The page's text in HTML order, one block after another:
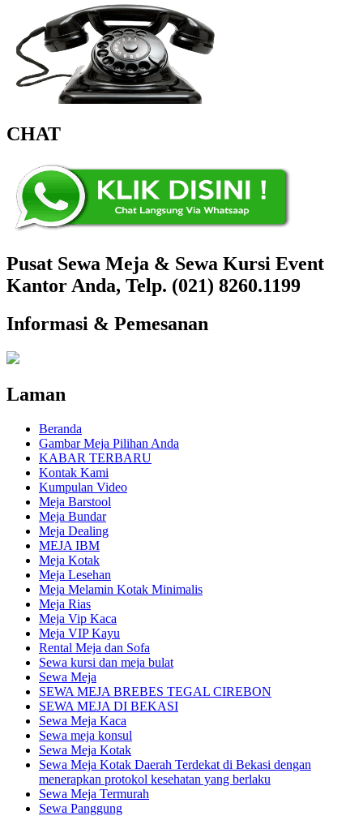
CHAT
Pusat Sewa Meja & Sewa Kursi Event
Kantor Anda, Telp. (021) 8260.1199
Informasi & Pemesanan
Laman
Beranda
Gambar Meja Pilihan Anda
KABAR TERBARU
Kontak Kami
Kumpulan Video
Meja Barstool
Meja Bundar
Meja Dealing
MEJA IBM
Meja Kotak
Meja Lesehan
Meja Melamin Kotak Minimalis
Meja Rias
Meja Vip Kaca
Meja VIP Kayu
Rental Meja dan Sofa
Sewa kursi dan meja bulat
Sewa Meja
SEWA MEJA BREBES TEGAL CIREBON
SEWA MEJA DI BEKASI
Sewa Meja Kaca
Sewa meja konsul
Sewa Meja Kotak
Sewa Meja Kotak Daerah Terdekat di Bekasi dengan
menerapkan protokol kesehatan yang berlaku
Sewa Meja Termurah
Sewa Panggung